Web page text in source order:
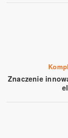
Znaczenie